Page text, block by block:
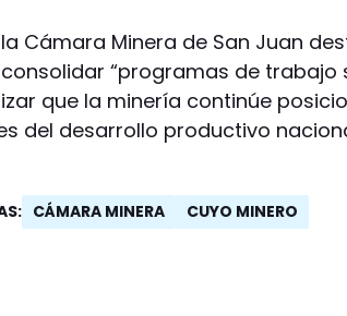
Cámara Minera de San Juan
“programas de trabajo
que la minería continúe
del desarrollo productivo
CÁMARA MINERA CUYO MINERO